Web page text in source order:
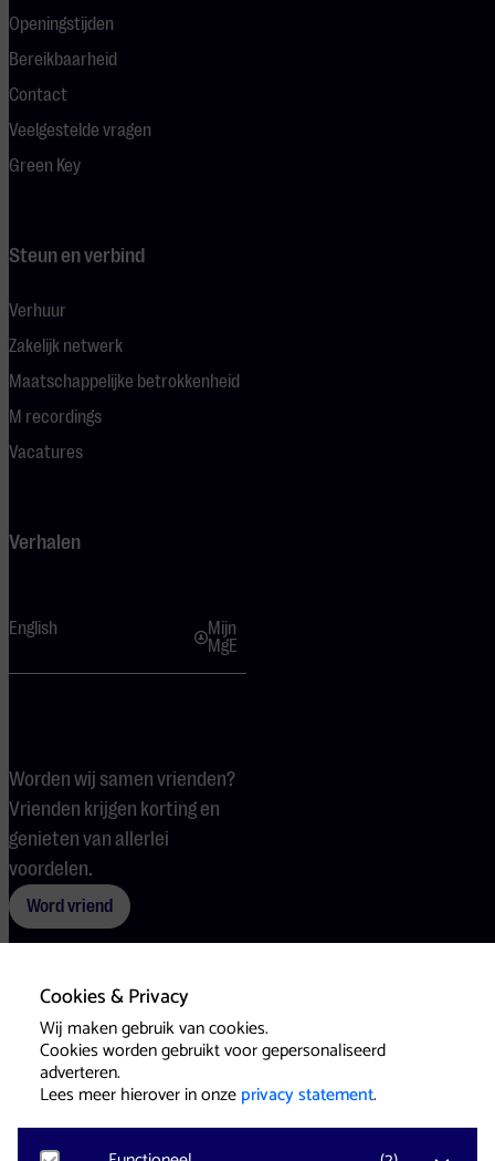
Cookies & Privacy
Wij maken gebruik van cookies.
Cookies worden gebruikt voor gepersonaliseerd
adverteren.
Lees meer hierover in onzeprivacy statement.
Openingstijden
Bereikbaarheid
Contact
Veelgestelde vragen
Green Key
Steun en verbind
Verhuur
Zakelijk netwerk
Maatschappelijke betrokkenheid
M recordings
Vacatures
Verhalen
English
Mijn
MgE
Worden wij samen vrienden?
Vrienden krijgen korting en
genieten van allerlei
voordelen.
Word vriend
Voorwaarden CookiesPers